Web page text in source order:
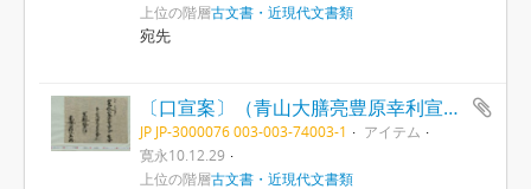
上位の階層古文書・近現代文書類
宛先
〔口宣案〕（青山大膳亮豊原幸利宣叙従五位下）
JP JP-3000076 003-003-74003-1
アイテム
寛永10.12.29
上位の階層古文書・近現代文書類